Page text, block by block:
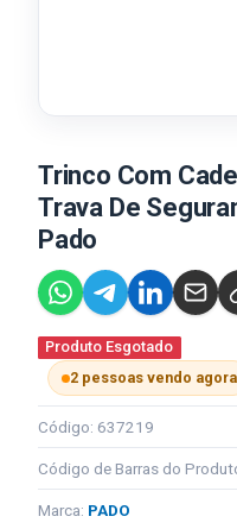
Trinco Com
Trava De
Pado
Produto Esgotado
2 pessoas vendo agora
Código: 637219
Código de Barras do
Marca: PADO